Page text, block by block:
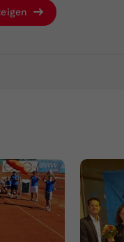
falls der